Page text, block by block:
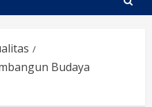
Budaya